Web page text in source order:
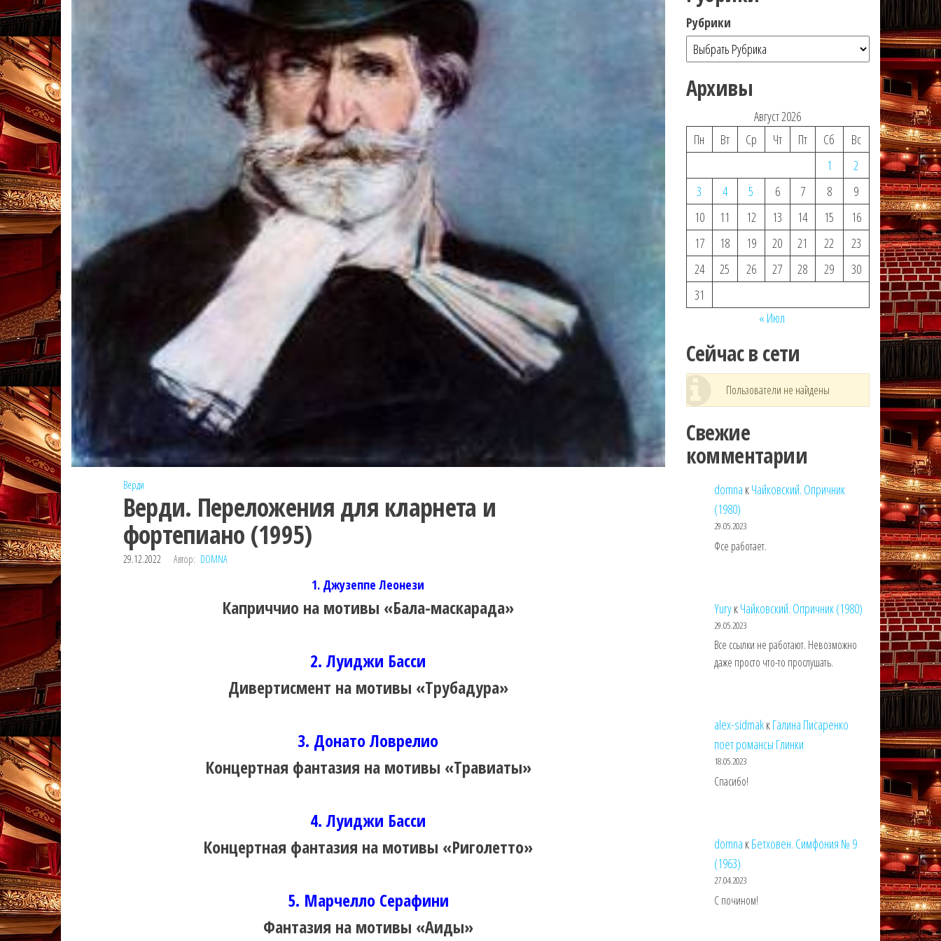
Верди
Верди. Переложения для кларнета и
фортепиано (1995)
29.12.2022 Автор: DOMNA
1. Джузеппе Леонези
Каприччио на мотивы «Бала-маскарада»
2. Луиджи Басси
Дивертисмент на мотивы «Трубадура»
3. Донато Ловрелио
Концертная фантазия на мотивы «Травиаты»
4. Луиджи Басси
Концертная фантазия на мотивы «Риголетто»
5. Марчелло Серафини
Фантазия на мотивы «Аиды»
Рубрики
Архивы
Август 2026
Пн
Вт Ср Чт Пт Сб
Вс
1
2
3
4 5 6 7 8
9
10
11 12 13 14 15
16
17
18 19 20 21 22
23
24
25 26 27 28 29
30
31
« Июл
Сейчас в сети
Пользователи не найдены
Свежие
комментарии
domna кЧайковский. Опричник
(1980)
29.05.2023
Фсе работает.
YuryкЧайковский. Опричник (1980)
29.05.2023
Все ссылки не работают. Невозможно
даже просто что-то прослушать.
alex-sidmakкГалина Писаренко
поет романсы Глинки
18.05.2023
Спасибо!
domna кБетховен. Симфония № 9
(1963)
27.04.2023
С почином!